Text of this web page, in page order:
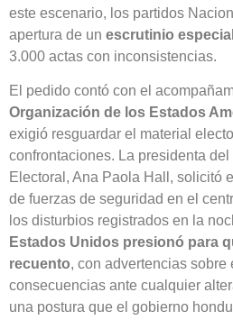
este escenario, los partidos
apertura de un escrutinio especial
3.000 actas con inconsistencias.
El pedido contó con el
Organización de los Estados
exigió resguardar el material
confrontaciones. La presidenta del
Electoral, Ana Paola Hall, solicitó
de fuerzas de seguridad en el
los disturbios registrados en la
Estados Unidos presionó para
recuento, con advertencias sobre
consecuencias ante cualquier
una postura que el gobierno